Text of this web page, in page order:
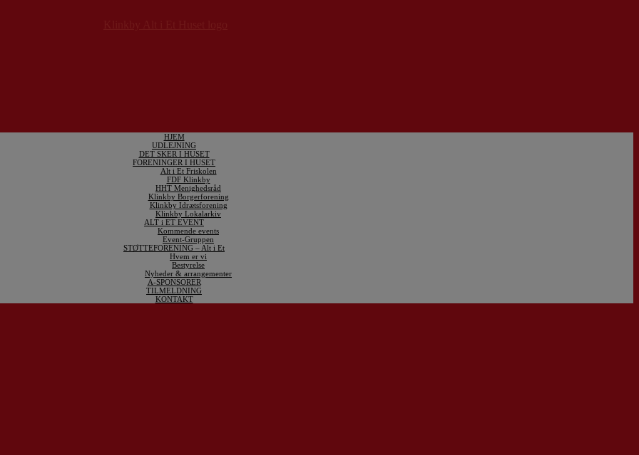
HJEM
UDLEJNING
DET SKER I HUSET
FORENINGER I HUSET
Alt i Et Friskolen
FDF Klinkby
HHT Menighedsråd
Klinkby Borgerforening
Klinkby Idrætsforening
Klinkby Lokalarkiv
ALT i ET EVENT
Kommende events
Event-Gruppen
STØTTEFORENING – Alt i Et
Hvem er vi
Bestyrelse
Nyheder & arrangementer
A-SPONSORER
TILMELDNING
KONTAKT